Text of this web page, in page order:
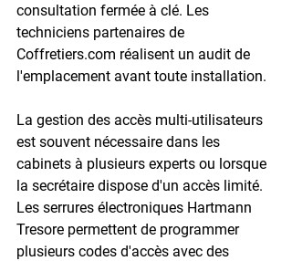
consultation fermée à clé. Les
techniciens partenaires de
Coffretiers.com réalisent un audit de
l'emplacement avant toute installation.
La gestion des accès multi-utilisateurs
est souvent nécessaire dans les
cabinets à plusieurs experts ou lorsque
la secrétaire dispose d'un accès limité.
Les serrures électroniques Hartmann
Tresore permettent de programmer
plusieurs codes d'accès avec des